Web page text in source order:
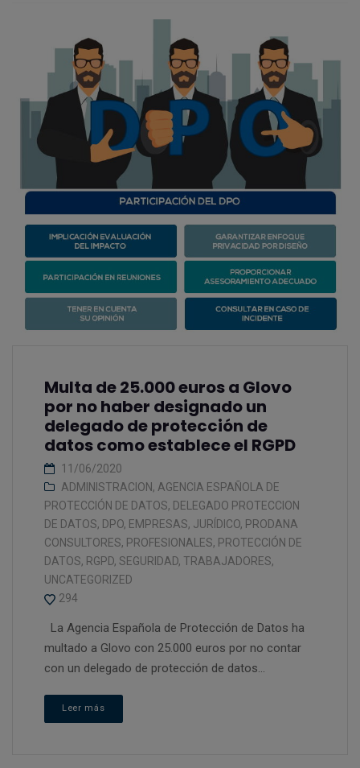
Multa de 25.000 euros a Glovo
por no haber designado un
delegado de protección de
datos como establece el RGPD
11/06/2020
ADMINISTRACION, AGENCIA ESPAÑOLA DE
PROTECCIÓN DE DATOS, DELEGADO PROTECCION
DE DATOS, DPO, EMPRESAS, JURÍDICO, PRODANA
CONSULTORES, PROFESIONALES, PROTECCIÓN DE
DATOS, RGPD, SEGURIDAD, TRABAJADORES,
UNCATEGORIZED
294
La Agencia Española de Protección de Datos ha
multado a Glovo con 25.000 euros por no contar
con un delegado de protección de datos...
Leer más